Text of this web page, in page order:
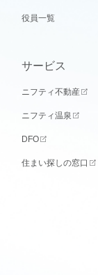
役員一覧
サービス
ニフティ不動産
ニフティ温泉
DFO
住まい探しの窓口